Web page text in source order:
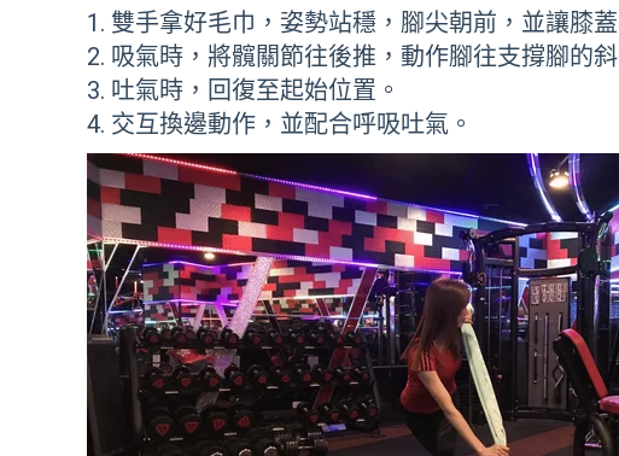
雙手拿好毛巾，姿勢站穩，腳尖朝前，並讓膝
吸氣時，將髖關節往後推，動作腳往支撐腳的
吐氣時，回復至起始位置。
交互換邊動作，並配合呼吸吐氣。